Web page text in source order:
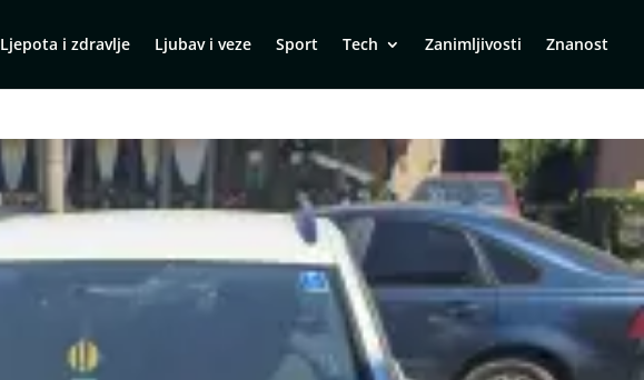
Ljepota i zdravlje Ljubav i veze Sport Tech Zanimljivosti Znanost